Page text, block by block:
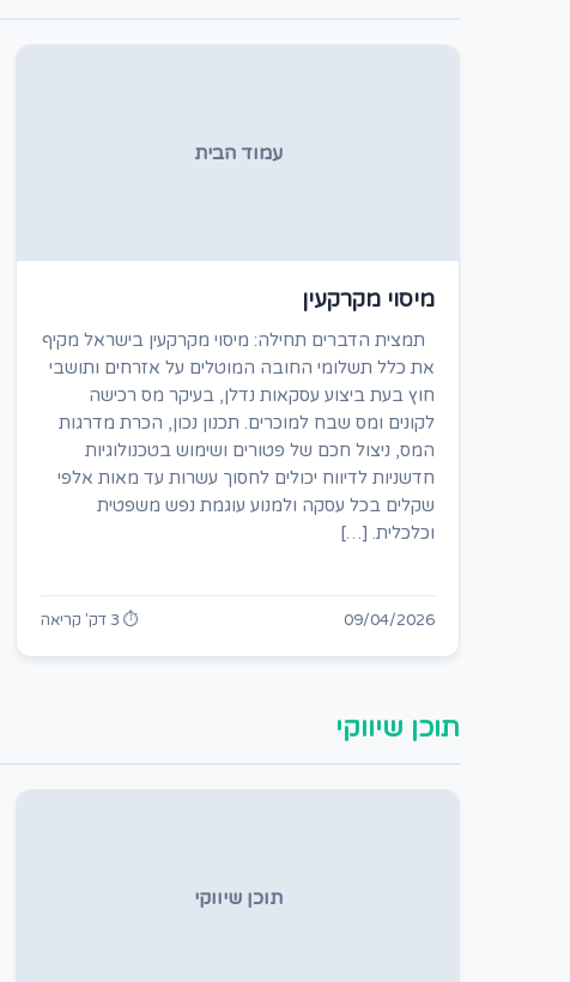
עמוד הבית
מיסוי מקרקעין
תמצית הדברים תחילה: מיסוי מקרקעין בישראל מקיף
את כלל תשלומי החובה המוטלים על אזרחים ותושבי
חוץ בעת ביצוע עסקאות נדלן, בעיקר מס רכישה
לקונים ומס שבח למוכרים. תכנון נכון, הכרת מדרגות
המס, ניצול חכם של פטורים ושימוש בטכנולוגיות
חדשניות לדיווח יכולים לחסוך עשרות עד מאות אלפי
שקלים בכל עסקה ולמנוע עוגמת נפש משפטית
וכלכלית. […]
09/04/2026 ⏱ 3 דק' קריאה
תוכן שיווקי
תוכן שיווקי